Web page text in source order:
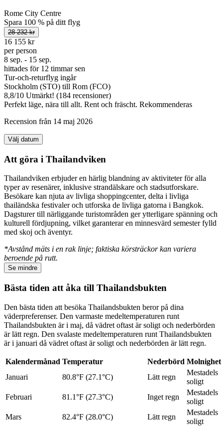
Rome City Centre
Spara 100 % på ditt flyg
28 232 kr
16 155 kr
per person
8 sep. - 15 sep.
hittades för 12 timmar sen
Tur-och-returflyg ingår
Stockholm (STO) till Rom (FCO)
8,8/10 Utmärkt! (184 recensioner)
Perfekt läge, nära till allt. Rent och fräscht. Rekommenderas
Recension från 14 maj 2026
Välj datum
Att göra i Thailandviken
Thailandviken erbjuder en härlig blandning av aktiviteter för alla
typer av resenärer, inklusive strandälskare och stadsutforskare.
Besökare kan njuta av livliga shoppingcenter, delta i livliga
thailändska festivaler och utforska de livliga gatorna i Bangkok.
Dagsturer till närliggande turistområden ger ytterligare spänning och
kulturell fördjupning, vilket garanterar en minnesvärd semester fylld
med skoj och äventyr.
*Avstånd mäts i en rak linje; faktiska körsträckor kan variera
beroende på rutt.
Se mindre
Bästa tiden att åka till Thailandsbukten
Den bästa tiden att besöka Thailandsbukten beror på dina
väderpreferenser. Den varmaste medeltemperaturen runt
Thailandsbukten är i maj, då vädret oftast är soligt och nederbörden
är lätt regn. Den svalaste medeltemperaturen runt Thailandsbukten
är i januari då vädret oftast är soligt och nederbörden är lätt regn.
Kalendermånad Temperatur Nederbörd Molnighet
Januari
80.8°F (27.1°C) Lätt regn
Mestadels
soligt
Februari
81.1°F (27.3°C) Inget regn
Mestadels
soligt
Mars
82.4°F (28.0°C) Lätt regn
Mestadels
soligt